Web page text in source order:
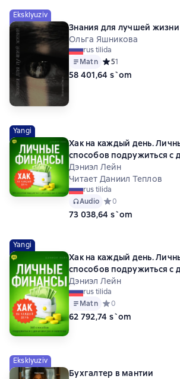
Eksklyuziv
Знания для лучшей жизни
Ольга Яшникова
rus tilida
Matn Средний рейтинг 5 на
51
58 401,64 s`om
Yangi
Хак на каждый день.
способов подружиться с
навсегда
Дэниэл Лейн
Читает Даниил Теплов
rus tilida
Audio Средний рейтинг 0
0
73 038,64 s`om
Yangi
Хак на каждый день.
способов подружиться с
навсегда
Дэниэл Лейн
rus tilida
Matn Средний рейтинг 0 на
0
62 792,74 s`om
Eksklyuziv
Бухгалтер в мантии